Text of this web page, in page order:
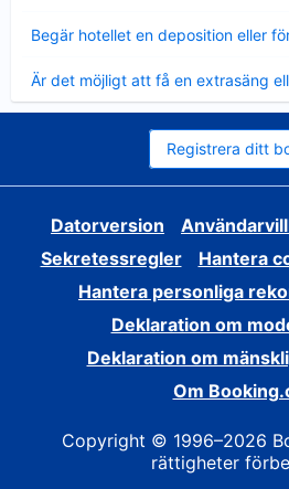
Begär hotellet en deposition eller
mindre
Är det möjligt att få en extrasäng
mindre
Registrera ditt
Datorversion
Sekretessregler
Hantera
Hantera personliga
Deklaration om
Deklaration om
Om
Copyright © 1996–2026
rättigheter